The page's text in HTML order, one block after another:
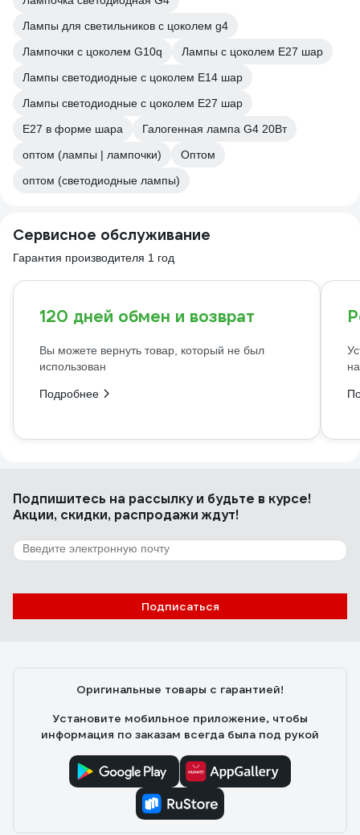
Лампы для светильников с цоколем g4
Лампочки с цоколем G10q
Лампы с цоколем Е27 шар
Лампы светодиодные с цоколем Е14 шар
Лампы светодиодные с цоколем Е27 шар
E27 в форме шара
Галогенная лампа G4 20Вт
оптом (лампы | лампочки)
Оптом
оптом (светодиодные лампы)
Сервисное обслуживание
Гарантия производителя 1 год
120 дней обмен и возврат
Вы можете вернуть товар, который не был
использован
Подробнее
Подпишитесь на рассылкуи будьте в курсе!
Акции, скидки, распродажи ждут!
Подписаться
Оригинальные товары с гарантией!
Установите мобильное приложение, чтобы
информация по заказам всегда была под рукой